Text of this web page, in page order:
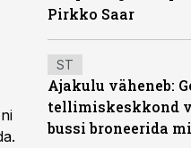
Pirkko Saar
ST
Ajakulu väheneb:
tellimiskeskkond
bussi broneerida